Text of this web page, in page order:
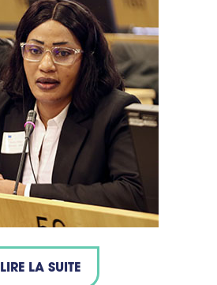
LIRE LA SUITE